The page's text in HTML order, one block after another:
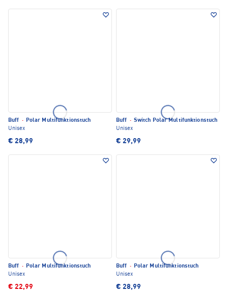
Buff · Polar Multifunktionstuch
Unisex
€ 28,99
Buff · Switch Polar Multifunktionstuch
Unisex
€ 29,99
Buff · Polar Multifunktionstuch
Unisex
€ 22,99
Buff · Polar Multifunktionstuch
Unisex
€ 28,99